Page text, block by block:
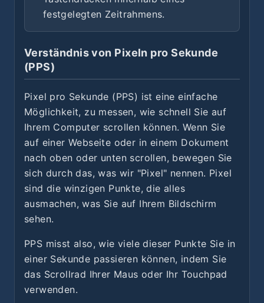
festgelegten Zeitrahmens.
Verständnis von Pixeln pro Sekunde
(PPS)
Pixel pro Sekunde (PPS) ist eine einfache
Möglichkeit, zu messen, wie schnell Sie auf
Ihrem Computer scrollen können. Wenn Sie
auf einer Webseite oder in einem Dokument
nach oben oder unten scrollen, bewegen Sie
sich durch das, was wir "Pixel" nennen. Pixel
sind die winzigen Punkte, die alles
ausmachen, was Sie auf Ihrem Bildschirm
sehen.
PPS misst also, wie viele dieser Punkte Sie in
einer Sekunde passieren können, indem Sie
das Scrollrad Ihrer Maus oder Ihr Touchpad
verwenden.